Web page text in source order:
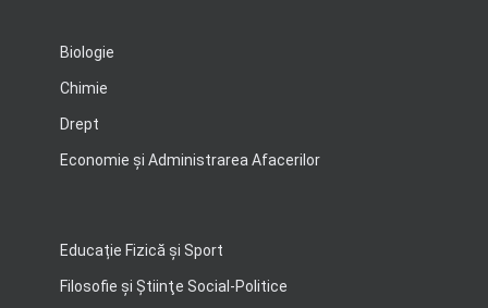
Biologie
Chimie
Drept
Economie şi Administrarea Afacerilor
Educație Fizică și Sport
Filosofie şi Ştiinţe Social-Politice